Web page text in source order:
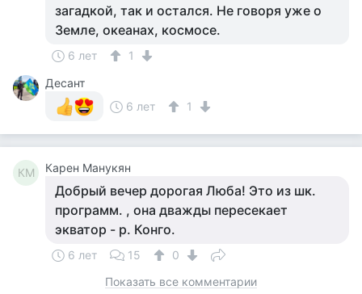
загадкой, так и остался. Не говоря уже о
Земле, океанах, космосе.
6 лет
1
Десант
6 лет
1
КМ Карен Манукян
Добрый вечер дорогая Люба! Это из шк.
программ. , она дважды пересекает
экватор - р. Конго.
6 лет 15
0
Показать все комментарии